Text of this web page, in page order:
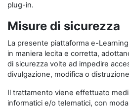
plug-in.
Misure di sicurezza
La presente piattaforma e-
in maniera lecita e corretta,
di sicurezza volte ad impedire
divulgazione, modifica o
Il trattamento viene effettuato
informatici e/o telematici, con